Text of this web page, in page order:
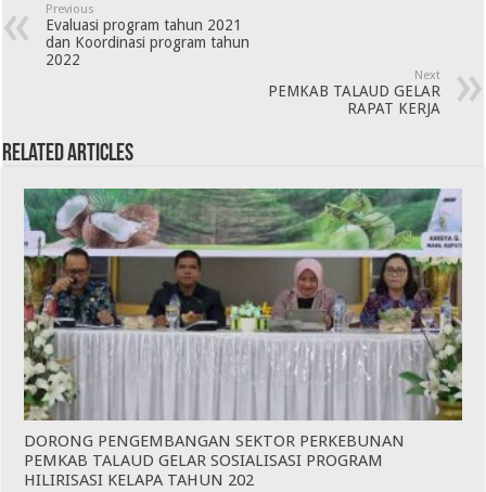
Previous
Evaluasi program tahun 2021
dan Koordinasi program tahun
2022
Next
PEMKAB TALAUD GELAR
RAPAT KERJA
Related Articles
DORONG PENGEMBANGAN SEKTOR PERKEBUNAN
PEMKAB TALAUD GELAR SOSIALISASI PROGRAM
HILIRISASI KELAPA TAHUN 202